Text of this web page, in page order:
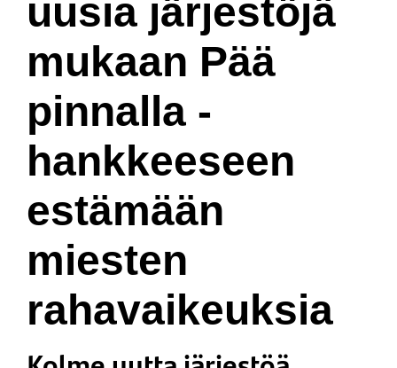
uusia järjestöjä
mukaan Pää
pinnalla -
hankkeeseen
estämään
miesten
rahavaikeuksia